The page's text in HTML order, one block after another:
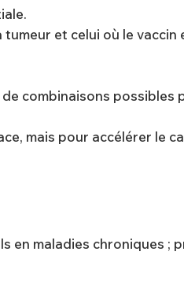
tumeur et celui où le
de combinaisons
mais pour accélérer le
en maladies chroniques ;